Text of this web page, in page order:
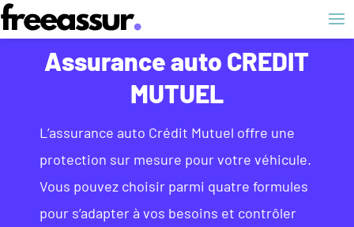
Assurance auto CREDIT
MUTUEL
L’assurance auto Crédit Mutuel offre une
protection sur mesure pour votre véhicule.
Vous pouvez choisir parmi quatre formules
pour s’adapter à vos besoins et contrôler